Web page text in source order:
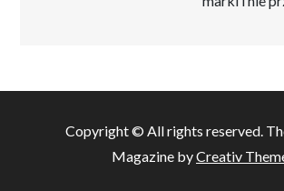
Copyright © All rights reserved.
Magazine byCreativ